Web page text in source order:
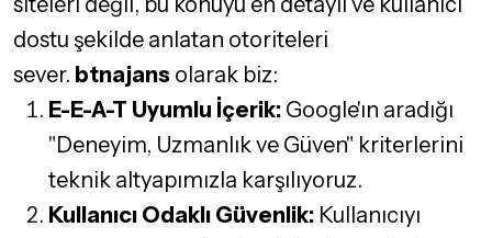
dostu şekilde anlatan otoriteleri
sever. btnajans olarak biz:
E-E-A-T Uyumlu İçerik: Google'ın aradığı
"Deneyim, Uzmanlık ve Güven" kriterlerini
teknik altyapımızla karşılıyoruz.
Kullanıcı Odaklı Güvenlik: Kullanıcıyı